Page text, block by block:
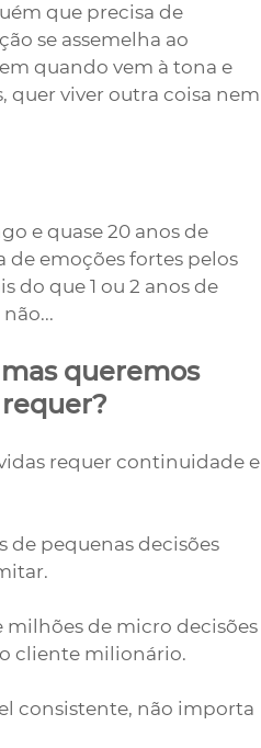
que precisa de
se assemelha ao
quando vem à tona e
quer viver outra coisa nem
e quase 20 anos de
emoções fortes pelos
do que 1 ou 2 anos de
queremos
requer continuidade e
de pequenas decisões
milhões de micro decisões
cliente milionário.
consistente, não importa